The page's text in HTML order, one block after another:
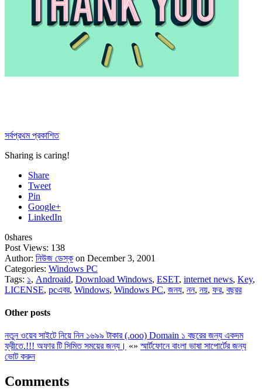
সর্বপ্রথম প্রকাশিত
Sharing is caring!
Share
Tweet
Pin
Google+
LinkedIn
0shares
Post Views: 138
Author: নিউজ ডেস্ক on December 3, 2001
Categories: Windows PC
Tags: ১, Androaid, Download Windows, ESET, internet news, Key,
LICENSE, pcএবর, Windows, Windows PC, জনয, নন, নয়, ফর, বছরর
Other posts
নতুন ওয়েব সাইটে নিয়ে নিন ১৬৯৯ টাকার (.ooo) Domain ১ বছরের জন্য একদম
ফ্রীতে.!!! অফার টি সিমিত সময়ের জন্য। «»স্মার্টফোনে বাংলা ভাষা সাপোর্টের জন্য
ভোট করুন
Comments